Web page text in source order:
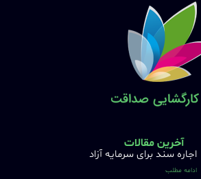
آخرین مقالات
اجاره سند برای سرمایه آزاد
ادامه مطلب